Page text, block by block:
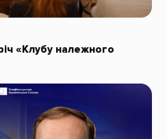
«Клубу належного